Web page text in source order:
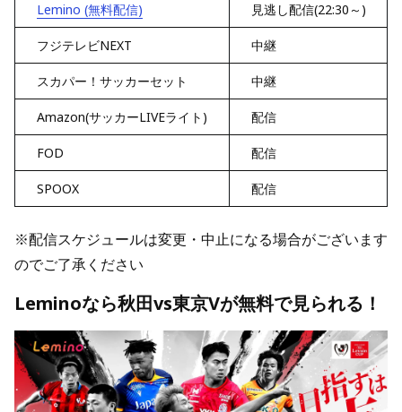
Lemino (無料配信) 見逃し配信(22:30～)
フジテレビNEXT 中継
スカパー！サッカーセット 中継
Amazon(サッカーLIVEライト) 配信
FOD 配信
SPOOX 配信
※配信スケジュールは変更・中止になる場合がございます
のでご了承ください
Leminoなら秋田vs東京Vが無料で見られる！